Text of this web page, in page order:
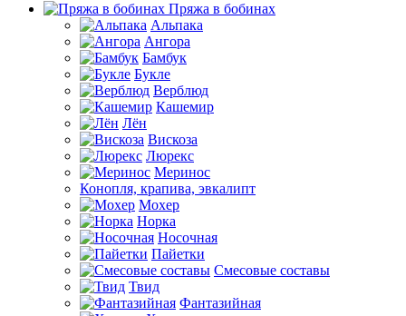
Пряжа в бобинах
Альпака
Ангора
Бамбук
Букле
Верблюд
Кашемир
Лён
Вискоза
Люрекс
Меринос
Конопля, крапива, эвкалипт
Мохер
Норка
Носочная
Пайетки
Смесовые составы
Твид
Фантазийная